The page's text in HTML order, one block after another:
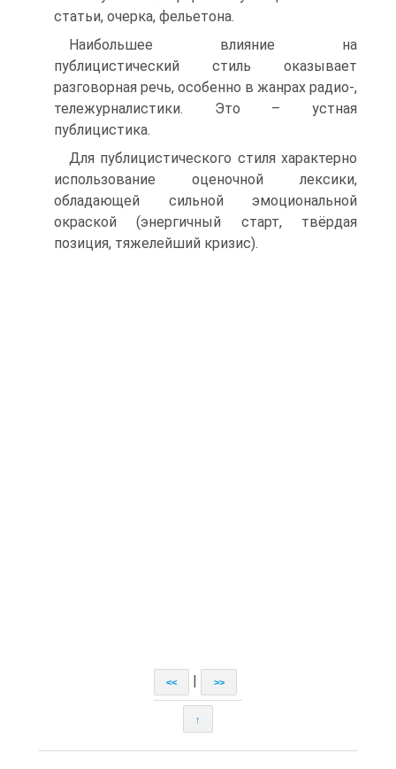
статьи, очерка, фельетона.
Наибольшее влияние на
публицистический стиль оказывает
разговорная речь, особенно в жанрах радио-,
тележурналистики. Это – устная
публицистика.
Для публицистического стиля характерно
использование оценочной лексики,
обладающей сильной эмоциональной
окраской (энергичный старт, твёрдая
позиция, тяжелейший кризис).
<< >>
↑